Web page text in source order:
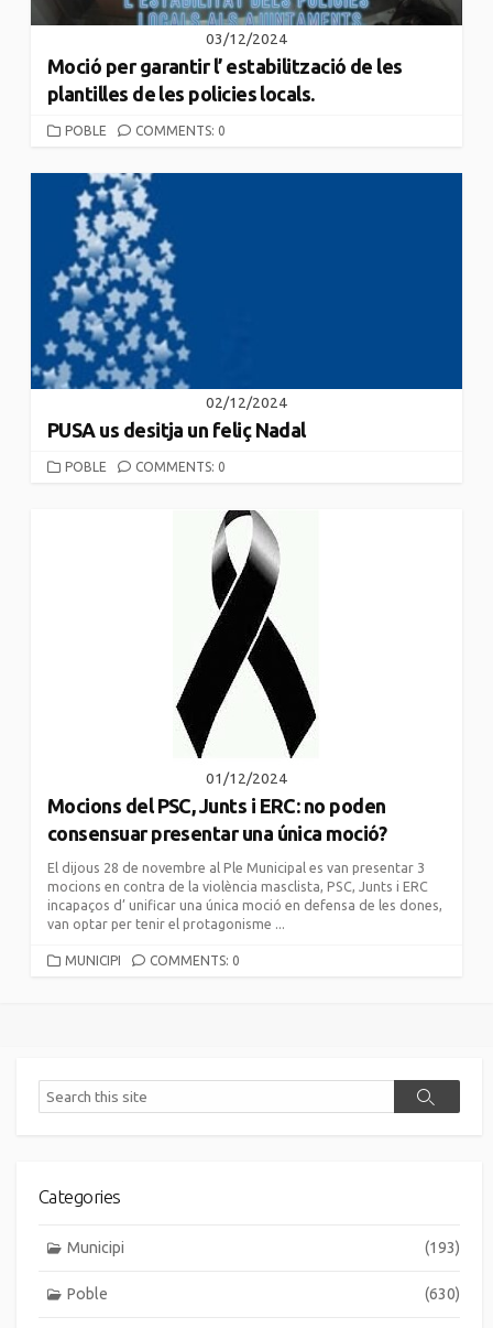
03/12/2024
Moció per garantir l’ estabilització de les
plantilles de les policies locals.
CATEGORIES
POBLE COMMENTS: 0
02/12/2024
PUSA us desitja un feliç Nadal
CATEGORIES
POBLE COMMENTS: 0
01/12/2024
Mocions del PSC, Junts i ERC: no poden
consensuar presentar una única moció?
El dijous 28 de novembre al Ple Municipal es van presentar 3
mocions en contra de la violència masclista, PSC, Junts i ERC
incapaços d’ unificar una única moció en defensa de les dones,
van optar per tenir el protagonisme ...
CATEGORIES
MUNICIPI COMMENTS: 0
Search
Search
Categories
Municipi (193)
Poble (630)